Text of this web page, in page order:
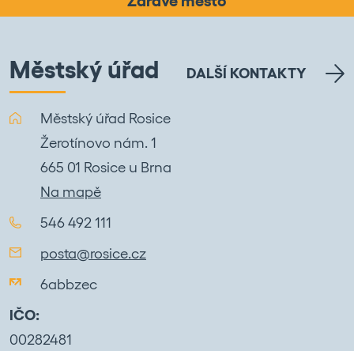
Městský úřad DALŠÍ KONTAKTY
Městský úřad Rosice
Žerotínovo nám. 1
665 01 Rosice u Brna
Na mapě
546 492 111
posta@rosice.cz
6abbzec
IČO:
00282481